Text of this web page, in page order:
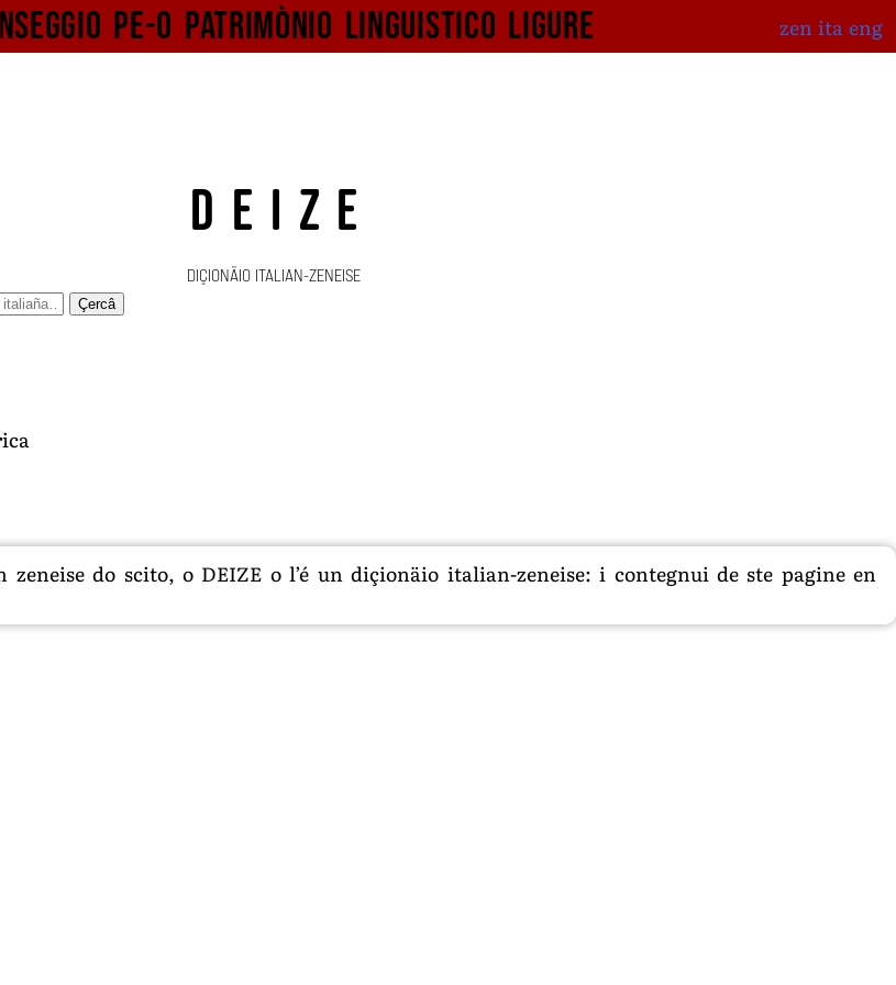
pe-o patrimònio linguistico ligure zen ita eng
DEIZE
DIÇIONÄIO ITALIAN-ZENEISE
Çercâ
zeneise do scito, o DEIZE o l’é un diçionäio italian-zeneise: i contegnui de ste pagine en